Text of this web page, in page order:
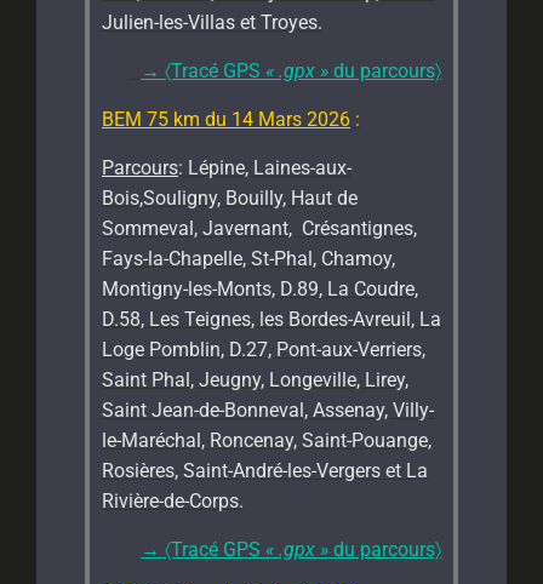
Julien-les-Villas et Troyes.
→ 〈Tracé GPS « .gpx » du parcours〉
BEM 75 km du 14 Mars 2026 :
Parcours: Lépine, Laines-aux-
Bois,Souligny, Bouilly, Haut de
Sommeval, Javernant, Crésantignes,
Fays-la-Chapelle, St-Phal, Chamoy,
Montigny-les-Monts, D.89, La Coudre,
D.58, Les Teignes, les Bordes-Avreuil, La
Loge Pomblin, D.27, Pont-aux-Verriers,
Saint Phal, Jeugny, Longeville, Lirey,
Saint Jean-de-Bonneval, Assenay, Villy-
le-Maréchal, Roncenay, Saint-Pouange,
Rosières, Saint-André-les-Vergers et La
Rivière-de-Corps.
→ 〈Tracé GPS « .gpx » du parcours〉